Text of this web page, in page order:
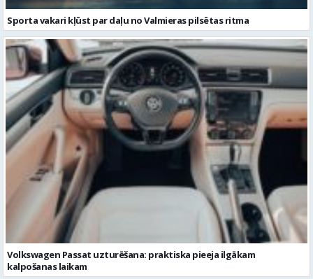
Volkswagen Passat uzturēšana: praktiska pieeja ilgākam
kalpošanas laikam